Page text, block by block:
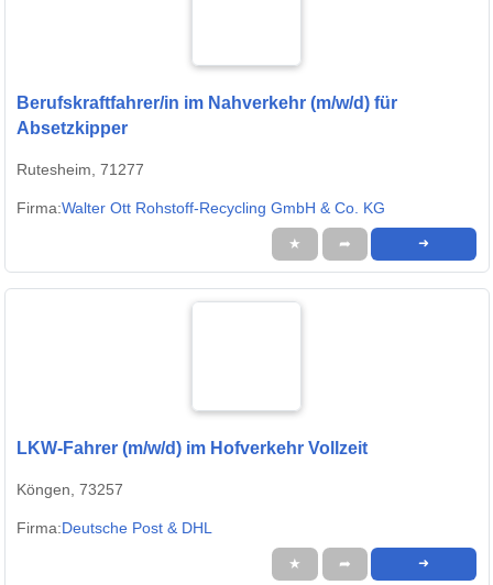
Berufskraftfahrer/in im Nahverkehr (m/w/d) für
Absetzkipper
Rutesheim, 71277
Firma:Walter Ott Rohstoff-Recycling GmbH & Co. KG
★ ➦ ➜
LKW-Fahrer (m/w/d) im Hofverkehr Vollzeit
Köngen, 73257
Firma:Deutsche Post & DHL
★ ➦ ➜